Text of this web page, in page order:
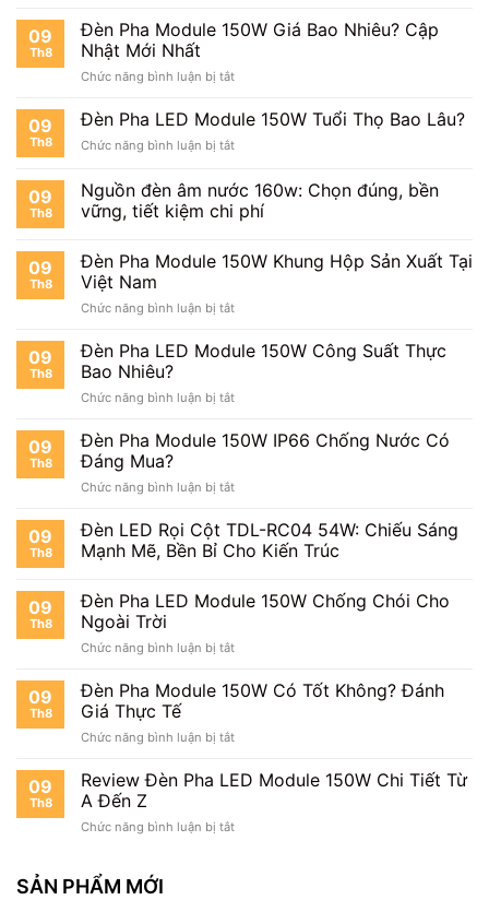
Có
Điện
09
Th8
Đèn Pha Module 150W Giá Bao Nhiêu? Cập
Nhật Mới Nhất
Chức năng bình luận bị tắtở
Pha
Module
150W
Bao
Nhiêu?
Cập
Mới
09
Th8
Đèn Pha LED Module 150W Tuổi Thọ Bao Lâu?
Chức năng bình luận bị tắtở
Pha
LED
Module
Tuổi
Lâu?
09
Th8
Nguồn đèn âm nước 160w: Chọn đúng, bền
vững, tiết kiệm chi phí
09
Th8
Đèn Pha Module 150W Khung Hộp Sản Xuất Tại
Việt Nam
Chức năng bình luận bị tắtở
Pha
Module
Khung
Sản
Việt
09
Th8
Đèn Pha LED Module 150W Công Suất Thực
Bao Nhiêu?
Chức năng bình luận bị tắtở
Pha
LED
150W
Suất
Thực
09
Th8
Đèn Pha Module 150W IP66 Chống Nước Có
Đáng Mua?
Chức năng bình luận bị tắtở
Pha
Module
150W
Chống
Đáng
09
Th8
Đèn LED Rọi Cột TDL-RC04 54W: Chiếu Sáng
Mạnh Mẽ, Bền Bỉ Cho Kiến Trúc
09
Th8
Đèn Pha LED Module 150W Chống Chói Cho
Ngoài Trời
Chức năng bình luận bị tắtở
Pha
LED
150W
Chói
Trời
09
Th8
Đèn Pha Module 150W Có Tốt Không? Đánh
Giá Thực Tế
Chức năng bình luận bị tắtở
Pha
Có
09
Th8
Review Đèn Pha LED Module 150W Chi Tiết Từ
A Đến Z
Chức năng bình luận bị tắtở
SẢN PHẨM MỚI